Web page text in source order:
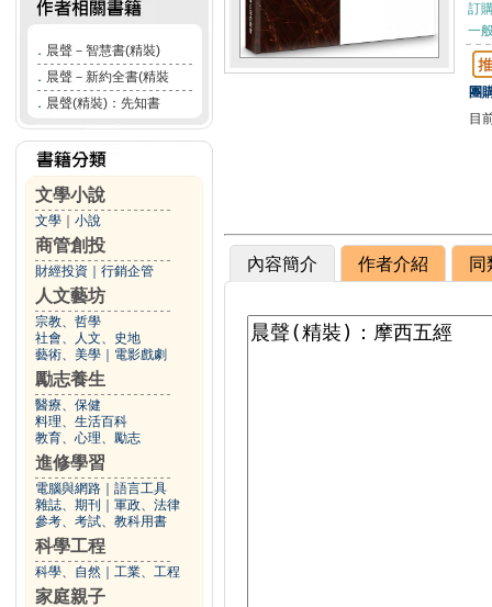
． 晨聲－智慧書(精裝)
． 晨聲－新約全書(精裝
． 晨聲(精裝)：先知書
文學小說
文學 小說
商管創投
財經投資 行銷企管
人文藝坊
宗教、哲學
社會、人文、史地
藝術、美學
電影戲劇
勵志養生
醫療、保健
料理、生活百科
教育、心理、勵志
進修學習
電腦與網路
語言工具
雜誌、期刊
軍政、法律
參考、考試、教科用書
科學工程
科學、自然 工業、工程
家庭親子
訂
一
團
目
內容簡介 作者介紹 同